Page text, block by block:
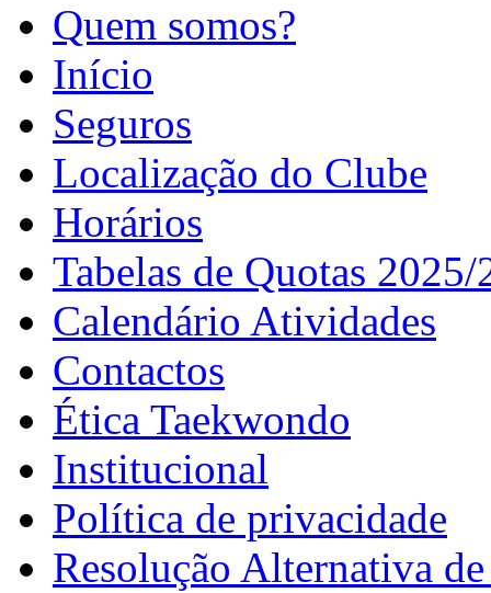
Quem somos?
Início
Seguros
Localização do Clube
Horários
Tabelas de Quotas 2025/
Calendário Atividades
Contactos
Ética Taekwondo
Institucional
Política de privacidade
Resolução Alternativa